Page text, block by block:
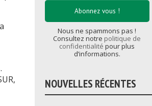
Nous ne spammons pas !
Consultez notre politique de
confidentialité pour plus
d’informations.
NOUVELLES RÉCENTES